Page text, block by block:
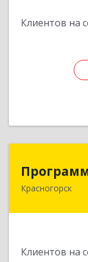
Клиентов на
Красногорск
Клиентов на
143408,